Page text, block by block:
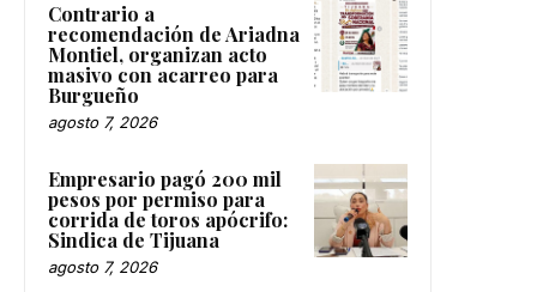
Contrario a
recomendación de Ariadna
Montiel, organizan acto
masivo con acarreo para
Burgueño
agosto 7, 2026
Empresario pagó 200 mil
pesos por permiso para
corrida de toros apócrifo:
Sindica de Tijuana
agosto 7, 2026